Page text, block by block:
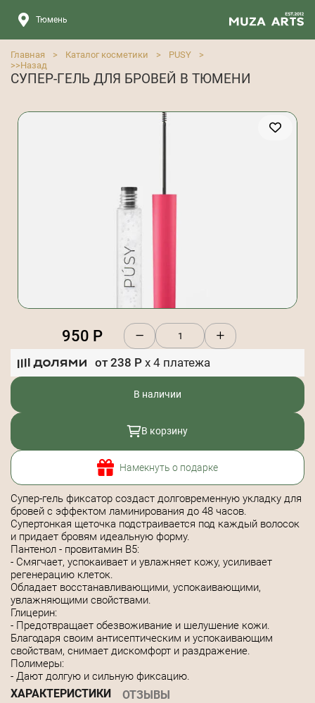
Тюмень
Главная > Каталог косметики > PUSY
>
>>Назад
СУПЕР-ГЕЛЬ ДЛЯ БРОВЕЙ В ТЮМЕНИ
950 Р
от 238 Р x 4 платежа
В наличии
В корзину
Намекнуть о подарке
Супер-гель фиксатор создаст долговременную укладку для
бровей с эффектом ламинирования до 48 часов.
Супертонкая щеточка подстраивается под каждый волосок
и придает бровям идеальную форму.
Пантенол - провитамин В5:
- Смягчает, успокаивает и увлажняет кожу, усиливает
регенерацию клеток.
Обладает восстанавливающими, успокаивающими,
увлажняющими свойствами.
Глицерин:
- Предотвращает обезвоживание и шелушение кожи.
Благодаря своим антисептическим и успокаивающим
свойствам, снимает дискомфорт и раздражение.
Полимеры:
- Дают долгую и сильную фиксацию.
ХАРАКТЕРИСТИКИ ОТЗЫВЫ